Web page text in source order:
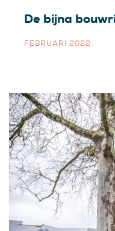
De bijna
FEBRUARI 2022